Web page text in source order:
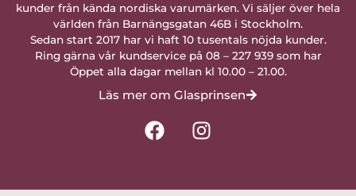
kunder från kända nordiska varumärken. Vi säljer över hela
världen från Barnängsgatan 46B i Stockholm.
Sedan start 2017 har vi haft 10 tusentals nöjda kunder.
Ring gärna vår kundservice på 08 – 227 939 som har
Öppet alla dagar mellan kl 10.00 – 21.00.
Läs mer om Glasprinsen
F
a
I
n